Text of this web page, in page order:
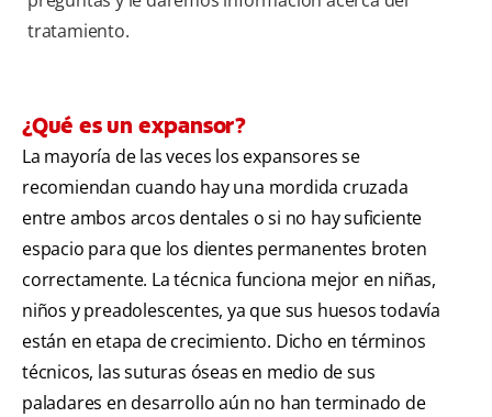
tratamiento.
¿Qué es un expansor?
La mayoría de las veces los expansores se
recomiendan cuando hay una mordida cruzada
entre ambos arcos dentales o si no hay suficiente
espacio para que los dientes permanentes broten
correctamente. La técnica funciona mejor en niñas,
niños y preadolescentes, ya que sus huesos todavía
están en etapa de crecimiento. Dicho en términos
técnicos, las suturas óseas en medio de sus
paladares en desarrollo aún no han terminado de